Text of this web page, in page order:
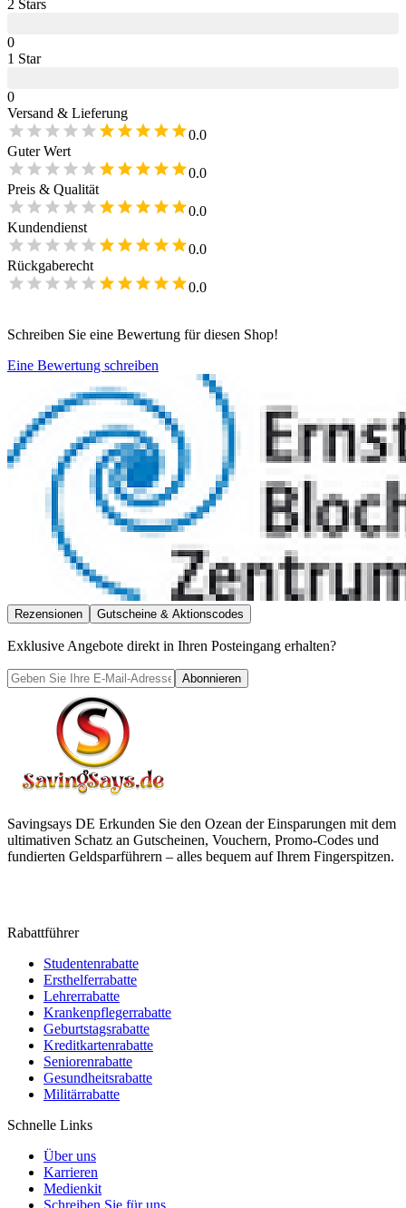
2 Stars
0
1 Star
0
Versand & Lieferung
0.0
Guter Wert
0.0
Preis & Qualität
0.0
Kundendienst
0.0
Rückgaberecht
0.0
Schreiben Sie eine Bewertung für diesen Shop!
Eine Bewertung schreiben
Rezensionen Gutscheine & Aktionscodes
Exklusive Angebote direkt in Ihren Posteingang erhalten?
Abonnieren
Savingsays DE Erkunden Sie den Ozean der Einsparungen mit dem
ultimativen Schatz an Gutscheinen, Vouchern, Promo-Codes und
fundierten Geldsparführern – alles bequem auf Ihrem Fingerspitzen.
Rabattführer
Studentenrabatte
Ersthelferrabatte
Lehrerrabatte
Krankenpflegerrabatte
Geburtstagsrabatte
Kreditkartenrabatte
Seniorenrabatte
Gesundheitsrabatte
Militärrabatte
Schnelle Links
Über uns
Karrieren
Medienkit